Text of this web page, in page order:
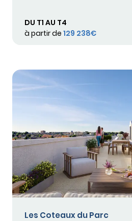
DU T1 AU T4
à partir de 129 238€
Les Coteaux du Parc